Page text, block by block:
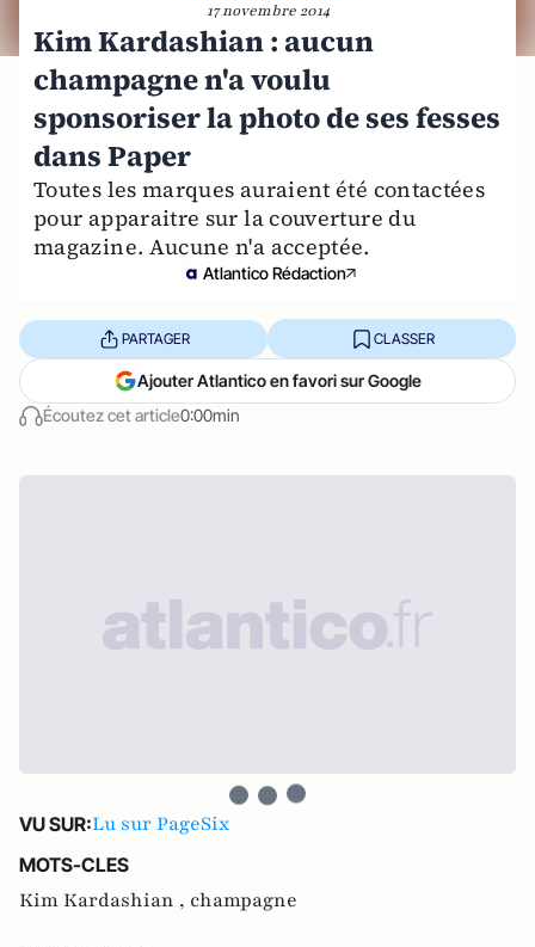
17 novembre 2014
Kim Kardashian : aucun
champagne n'a voulu
sponsoriser la photo de ses fesses
dans Paper
Toutes les marques auraient été contactées
pour apparaitre sur la couverture du
magazine. Aucune n'a acceptée.
Atlantico Rédaction
Écoutez cet article0:00min
PARTAGER CLASSER
Ajouter Atlantico en favori sur Google
VU SUR:Lu sur PageSix
MOTS-CLES
Kim Kardashian , champagne